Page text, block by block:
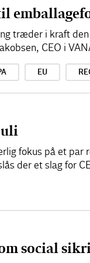
træder i kraft
CEO i
EU
fokus på et par
der et slag for
social